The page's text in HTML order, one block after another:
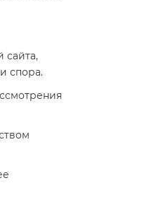
сайта,
спора.